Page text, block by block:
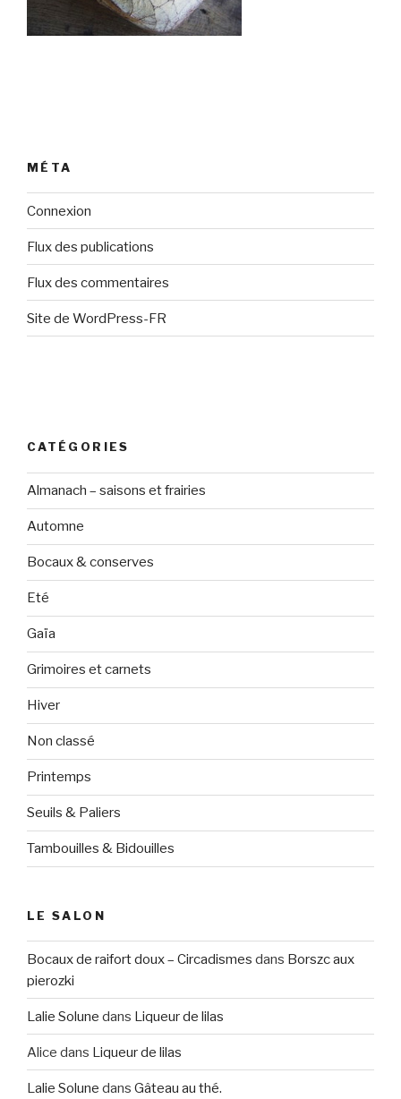
MÉTA
Connexion
Flux des publications
Flux des commentaires
Site de WordPress-FR
CATÉGORIES
Almanach – saisons et frairies
Automne
Bocaux & conserves
Eté
Gaïa
Grimoires et carnets
Hiver
Non classé
Printemps
Seuils & Paliers
Tambouilles & Bidouilles
LE SALON
Bocaux de raifort doux – Circadismes dans Borszc aux
pierozki
Lalie Solune dans Liqueur de lilas
Alice dans Liqueur de lilas
Lalie Solune dans Gâteau au thé.